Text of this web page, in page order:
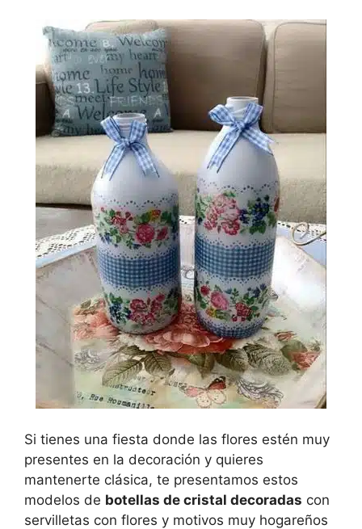
Si tienes una fiesta donde las flores estén muy
presentes en la decoración y quieres
mantenerte clásica, te presentamos estos
modelos de botellas de cristal decoradas con
servilletas con flores y motivos muy hogareños